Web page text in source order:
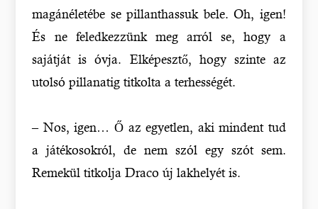
magánéletébe se pillanthassuk bele. Oh, igen!
És ne feledkezzünk meg arról se, hogy a
sajátját is óvja. Elképesztő, hogy szinte az
utolsó pillanatig titkolta a terhességét.
– Nos, igen… Ő az egyetlen, aki mindent tud
a játékosokról, de nem szól egy szót sem.
Remekül titkolja Draco új lakhelyét is.